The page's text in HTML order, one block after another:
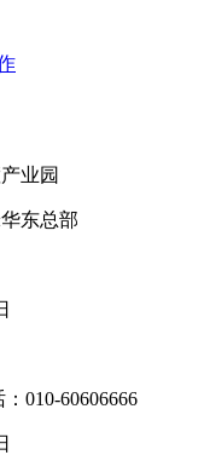
业园
东总部
010-60606666